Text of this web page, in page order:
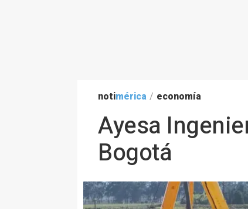
notimérica / economía
Ayesa
Bogotá